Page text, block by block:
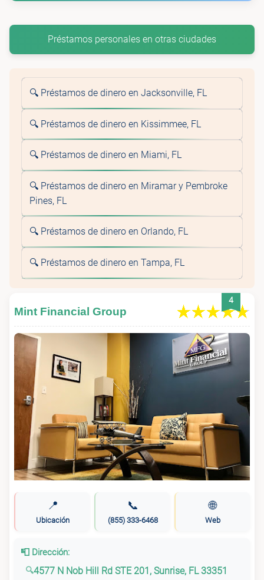
Préstamos personales en otras ciudades
🔍 Préstamos de dinero en Jacksonville, FL
🔍 Préstamos de dinero en Kissimmee, FL
🔍 Préstamos de dinero en Miami, FL
🔍 Préstamos de dinero en Miramar y Pembroke
Pines, FL
🔍 Préstamos de dinero en Orlando, FL
🔍 Préstamos de dinero en Tampa, FL
4
Mint Financial Group
📍
Ubicación
📞
(855) 333-6468
🌐
Web
📮 Dirección:
4577 N Nob Hill Rd STE 201, Sunrise, FL 33351